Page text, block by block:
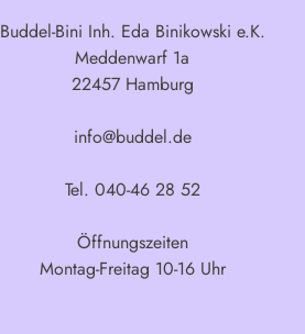
Buddel-Bini Inh. Eda Binikowski e.K.
Meddenwarf 1a
22457 Hamburg
info@buddel.de
Tel. 040-46 28 52
Öffnungszeiten
Montag-Freitag 10-16 Uhr